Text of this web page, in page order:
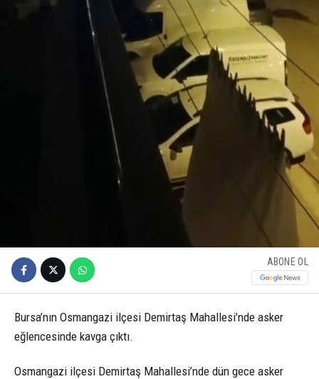
ABONE OL
Bursa’nın Osmangazi ilçesi Demirtaş Mahallesi’nde asker
eğlencesinde kavga çıktı.
Osmangazi ilçesi Demirtaş Mahallesi’nde dün gece asker